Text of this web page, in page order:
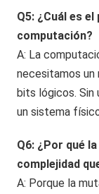
Q5: ¿Cuál es
computación?
A: La
necesitamos un
bits lógicos. Sin
un sistema
Q6: ¿Por qué
complejidad
A: Porque la